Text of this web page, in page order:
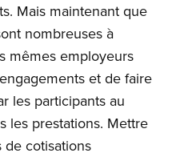
Mais maintenant que
nombreuses à
mêmes employeurs
et de faire
les participants au
les prestations. Mettre
de cotisations